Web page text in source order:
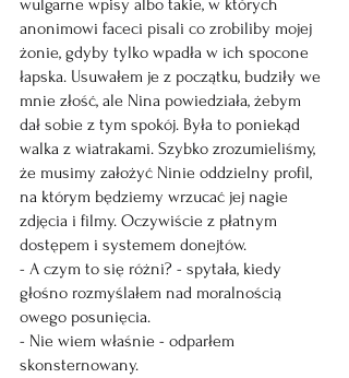
wulgarne wpisy albo takie, w których
anonimowi faceci pisali co zrobiliby mojej
żonie, gdyby tylko wpadła w ich spocone
łapska. Usuwałem je z początku, budziły we
mnie złość, ale Nina powiedziała, żebym
dał sobie z tym spokój. Była to poniekąd
walka z wiatrakami. Szybko zrozumieliśmy,
że musimy założyć Ninie oddzielny profil,
na którym będziemy wrzucać jej nagie
zdjęcia i filmy. Oczywiście z płatnym
dostępem i systemem donejtów.
- A czym to się różni? - spytała, kiedy
głośno rozmyślałem nad moralnością
owego posunięcia.
- Nie wiem właśnie - odparłem
skonsternowany.